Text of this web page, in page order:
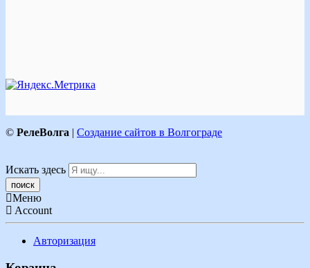
© РелеВолга | Создание сайтов в Волгограде
Искать здесь
Меню
Account
Авторизация